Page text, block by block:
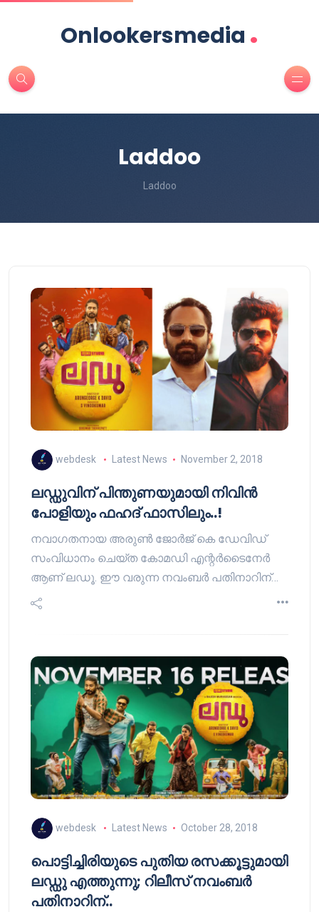
Onlookersmedia .
Laddoo
Laddoo
webdesk Latest News November 2, 2018
ലഡ്ഡുവിന് പിന്തുണയുമായി നിവിൻ
പോളിയും ഫഹദ് ഫാസിലും..!
നവാഗതനായ അരുൺ ജോർജ് കെ ഡേവിഡ്
സംവിധാനം ചെയ്ത കോമഡി എന്റർടൈനേർ
ആണ് ലഡൂ. ഈ വരുന്ന നവംബർ പതിനാറിന്…
webdesk Latest News October 28, 2018
പൊട്ടിച്ചിരിയുടെ പുതിയ രസക്കൂട്ടുമായി
ലഡ്ഡു എത്തുന്നു; റിലീസ് നവംബർ
പതിനാറിന്..